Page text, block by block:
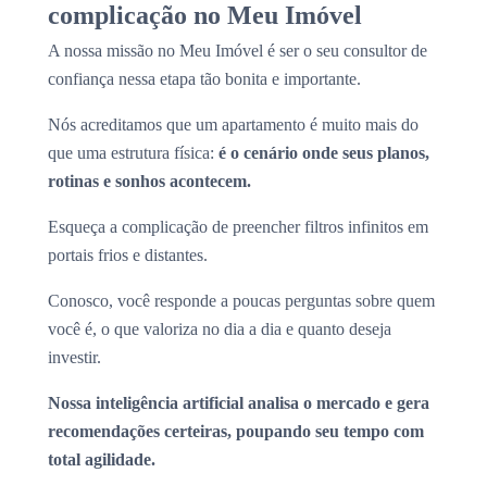
complicação no Meu Imóvel
A nossa missão no Meu Imóvel é ser o seu consultor de
confiança nessa etapa tão bonita e importante.
Nós acreditamos que um apartamento é muito mais do
que uma estrutura física: é o cenário onde seus planos,
rotinas e sonhos acontecem.
Esqueça a complicação de preencher filtros infinitos em
portais frios e distantes.
Conosco, você responde a poucas perguntas sobre quem
você é, o que valoriza no dia a dia e quanto deseja
investir.
Nossa inteligência artificial analisa o mercado e gera
recomendações certeiras, poupando seu tempo com
total agilidade.